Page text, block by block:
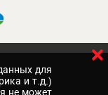
для
и т.д.)
не может